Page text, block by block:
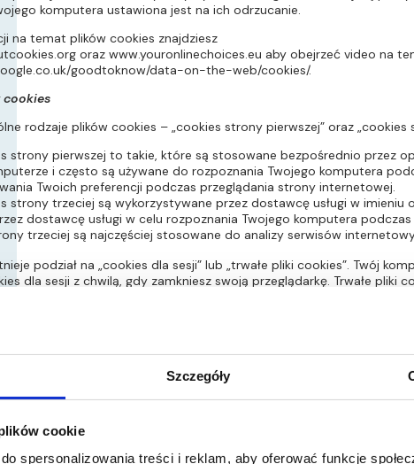
Szczegóły
cookie
spersonalizowania treści i reklam, aby oferować funkcje
komputera ustawiona jest na ich odrzucanie.
na temat plików cookies znajdziesz
orazwww.youronlinechoices.eu aby obejrzeć video na
goodtoknow/data-on-the-web/cookies/.
cookies
rodzaje plików cookies – „cookies strony pierwszej” oraz „cookies
strony pierwszej to takie, które są stosowane bezpośrednio przez
i często są używane do rozpoznania Twojego komputera
Twoich preferencji podczas przeglądania strony internetowej.
strony trzeciej są wykorzystywane przez dostawcę usługi w
dostawcę usługi w celu rozpoznania Twojego komputera
trzeciej są najczęściej stosowane do analizy serwisów
podział na „cookies dla sesji” lub „trwałe pliki cookies”. Twój
dla sesji z chwilą, gdy zamkniesz swoją przeglądarkę. Trwałe pliki
mechanizmu obsługującego serwis
1 dzień
wizyty w serwisie internetowym kulczykinvestments.com możesz